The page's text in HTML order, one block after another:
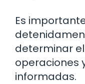
Es
determinar
operaciones
informadas.